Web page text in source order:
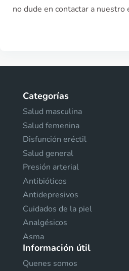
no dude en contactar a nuestro
Categorías
Salud masculina
Salud femenina
Disfunción eréctil
Salud general
Presión arterial
Antibióticos
Antidepresivos
Cuidados de la piel
Analgésicos
Asma
Información útil
Quenes somos